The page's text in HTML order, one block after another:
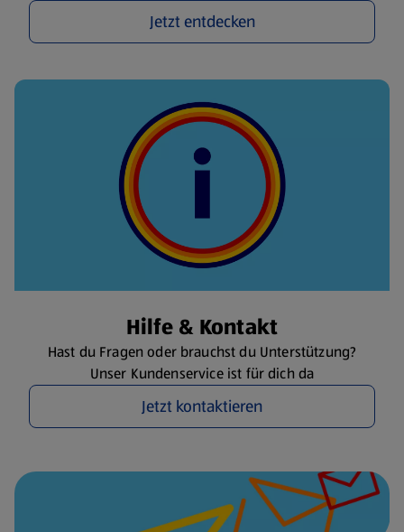
Jetzt entdecken
Hilfe & Kontakt
Hast du Fragen oder brauchst du Unterstützung?
Unser Kundenservice ist für dich da
Jetzt kontaktieren